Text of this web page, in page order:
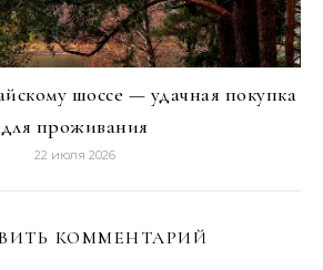
шоссе — удачная покупка
для проживания
22 июля 2026
КОММЕНТАРИЙ